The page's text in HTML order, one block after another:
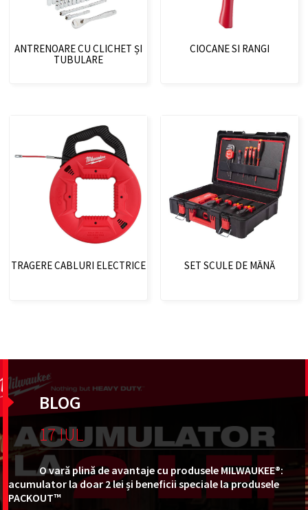
ANTRENOARE CU CLICHET ȘI
TUBULARE
CIOCANE SI RANGI
TRAGERE CABLURI ELECTRICE SET SCULE DE MÂNĂ
BLOG
17 IUL
O vară plină de avantaje cu produsele MILWAUKEE®:
acumulator la doar 2 lei și beneficii speciale la produsele
PACKOUT™